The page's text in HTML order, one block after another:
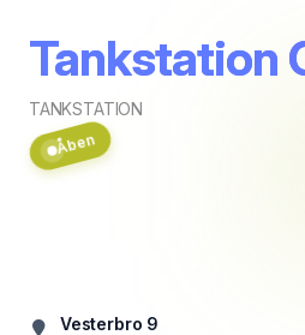
Tankstation
TANKSTATION
Åben
Vesterbro 9